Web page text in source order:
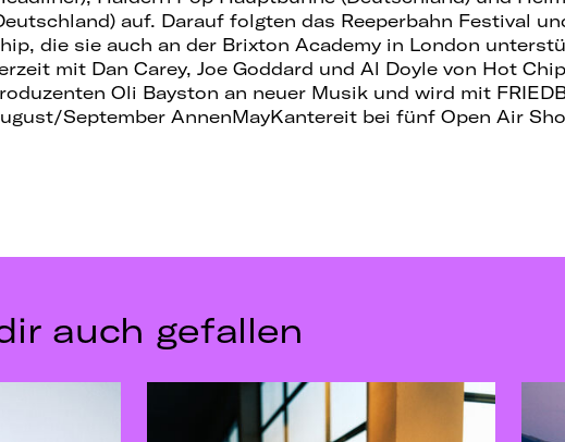
auf. Darauf folgten das Reeperbahn Festival
die sie auch an der Brixton Academy in London
mit Dan Carey, Joe Goddard und Al Doyle von Hot
Oli Bayston an neuer Musik und wird mit
September AnnenMayKantereit bei fünf Open Air
auch gefallen